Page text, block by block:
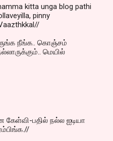
kitta unga blog pathi
pinny
நீங்க.. கொஞ்சம்
மெயில்
கேள்வி-பதில் நல்ல ஐடியா